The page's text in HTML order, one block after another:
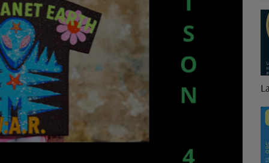
La Minute Logement